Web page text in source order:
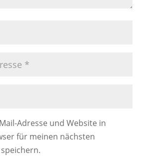
Adresse und Website in
für meinen nächsten